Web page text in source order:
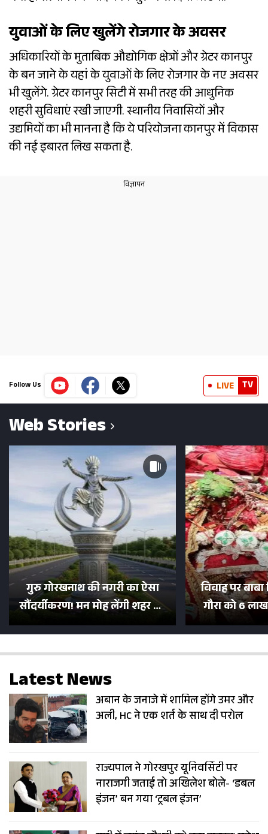
युवाओं के लिए खुलेंगे रोजगार के अवसर
अधिकारियों के मुताबिक औद्योगिक क्षेत्रों और ग्रेटर कानपुर
के बन जाने के यहां के युवाओं के लिए रोजगार के नए अवसर
भी खुलेंगे. ग्रेटर कानपुर सिटी में सभी तरह की आधुनिक
शहरी सुविधाएं रखी जाएगी. स्थानीय निवासियों और
उद्यमियों का भी मानना है कि ये परियोजना कानपुर में विकास
की नई इबारत लिख सकता है.
Follow Us LIVE TV
Web Stories
गुरु गोरखनाथ की नगरी का ऐसा
सौंदर्यीकरण! मन मोह लेंगी शहर की
सड़कें; देखें Photos
विवाह पर
गौरा को 6
500 भक्तों
Latest News
अबान के जनाजे में शामिल होंगे उमर और
अली, HC ने एक शर्त के साथ दी परोल
राज्यपाल ने गोरखपुर यूनिवर्सिटी पर
नाराजगी जताई तो अखिलेश बोले- ‘डबल
इंजन’ बन गया ‘ट्रबल इंजन’